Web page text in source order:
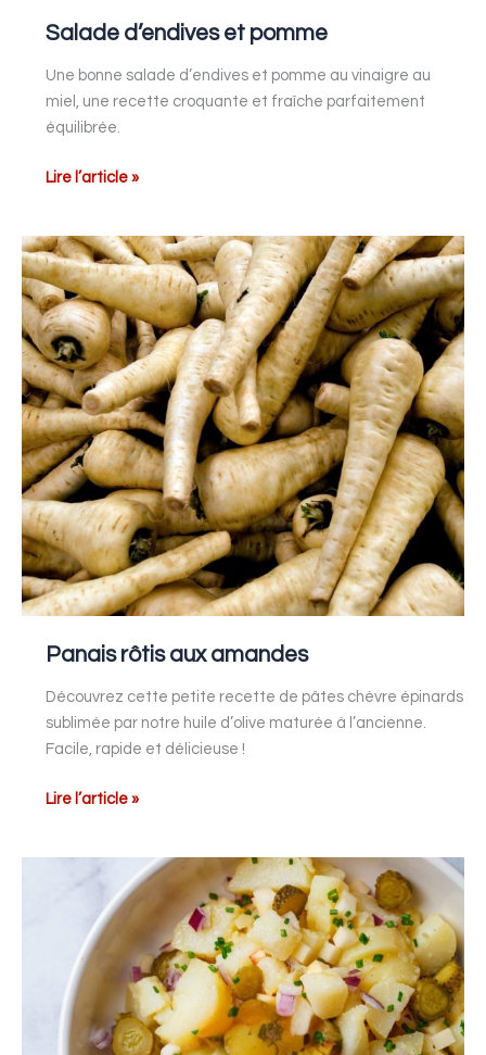
Salade d’endives et pomme
Une bonne salade d’endives et pomme au vinaigre au
miel, une recette croquante et fraîche parfaitement
équilibrée.
Lire l’article »
Panais rôtis aux amandes
Découvrez cette petite recette de pâtes chèvre épinards
sublimée par notre huile d’olive maturée à l’ancienne.
Facile, rapide et délicieuse !
Panais
rôtis
aux
amandes
Lire l’article »
Pommes
salade